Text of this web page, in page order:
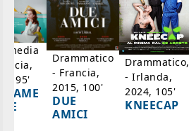
95'
Drammatico
- Francia,
2015, 100'
DUE
AMICI
Drammatico,
- Irlanda,
2024, 105'
KNEECAP